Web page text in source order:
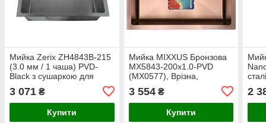
Мийка Zerix ZH4843B-215
(3.0 мм / 1 чаша) PVD-
Black з сушаркою для
прямокутна, з нержавіючої
сталі SUS 304
3 071 ₴
Купити
Мийка MIXXUS Бронзова
MX5843-200x1.0-PVD
(MX0577), Врізна,
Прямокутна, 580x430 мм
3 554₴
Купити
1
2